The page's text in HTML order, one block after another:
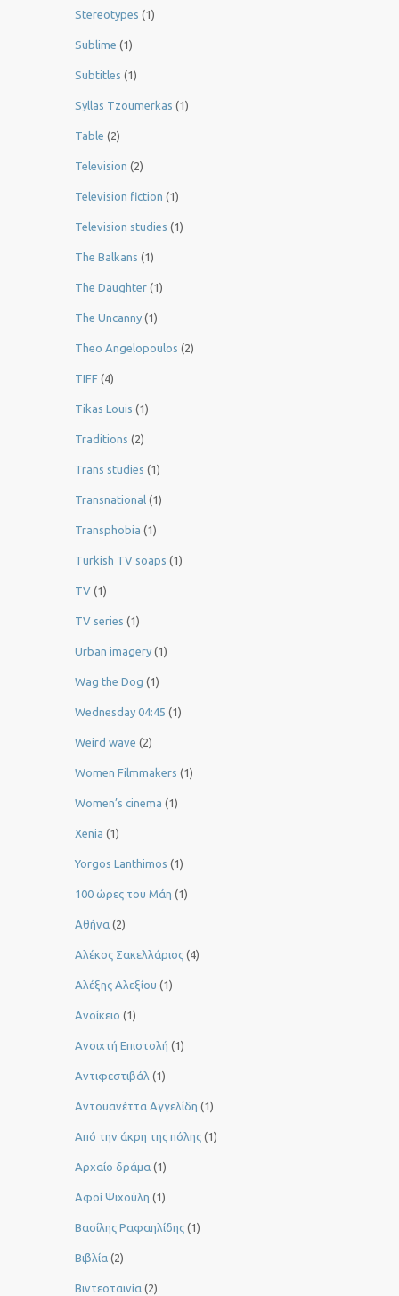
Stereotypes (1)
Sublime (1)
Subtitles (1)
Syllas Tzoumerkas (1)
Table (2)
Television (2)
Television fiction (1)
Television studies (1)
The Balkans (1)
The Daughter (1)
The Uncanny (1)
Theo Angelopoulos (2)
TIFF (4)
Tikas Louis (1)
Traditions (2)
Trans studies (1)
Transnational (1)
Transphobia (1)
Turkish TV soaps (1)
TV (1)
TV series (1)
Urban imagery (1)
Wag the Dog (1)
Wednesday 04:45 (1)
Weird wave (2)
Women Filmmakers (1)
Women’s cinema (1)
Xenia (1)
Yorgos Lanthimos (1)
100 ώρες του Μάη (1)
Αθήνα (2)
Αλέκος Σακελλάριος (4)
Αλέξης Αλεξίου (1)
Ανοίκειο (1)
Ανοιχτή Επιστολή (1)
Αντιφεστιβάλ (1)
Αντουανέττα Αγγελίδη (1)
Από την άκρη της πόλης (1)
Αρχαίο δράμα (1)
Αφοί Ψιχούλη (1)
Βασίλης Ραφαηλίδης (1)
Βιβλία (2)
Βιντεοταινία (2)